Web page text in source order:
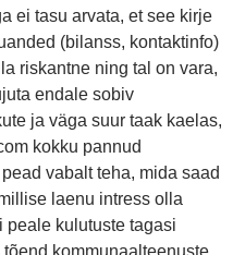
ei tasu arvata, et see kirje
(bilanss, kontaktinfo)
riskantne ning tal on vara,
endale sobiv
ja väga suur taak kaelas,
kokku pannud
vabalt teha, mida saad
laenu intress olla
peale kulutuste tagasi
kommunaalteenuste